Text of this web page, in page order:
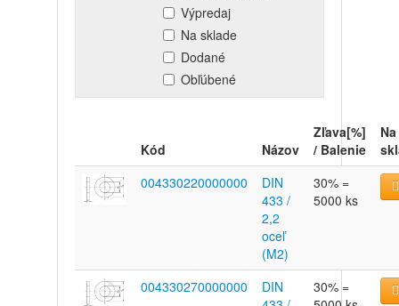
Výpredaj
Na sklade
Dodané
Obľúbené
Kód Názov
Zľava[%]
/ Balenie
Na
004330220000000
DIN
433 /
2,2
oceľ
(M2)
30% =
5000 ks
004330270000000
DIN
30% =